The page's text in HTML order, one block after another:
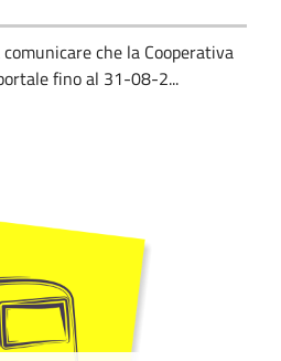
che la Cooperativa
fino al 31-08-2...